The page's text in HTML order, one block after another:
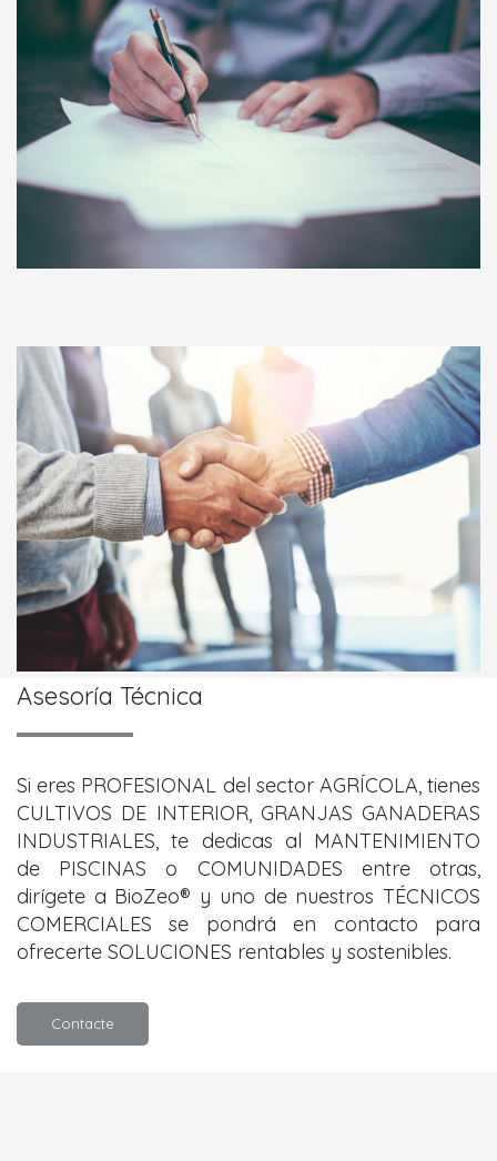
Asesoría Técnica
Si eres PROFESIONAL del sector AGRÍCOLA, tienes
CULTIVOS DE INTERIOR, GRANJAS GANADERAS
INDUSTRIALES, te dedicas al MANTENIMIENTO
de PISCINAS o COMUNIDADES entre otras,
dirígete a BioZeo® y uno de nuestros TÉCNICOS
COMERCIALES se pondrá en contacto para
ofrecerte SOLUCIONES rentables y sostenibles.
Contacte